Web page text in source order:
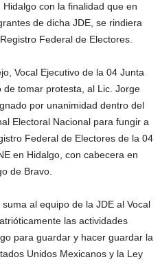
con la finalidad que en
de dicha JDE, se rindiera
Federal de Electores.
Vocal Ejecutivo de la 04 Junta
de tomar protesta, al Lic. Jorge
por unanimidad dentro del
Electoral Nacional para fungir a
Federal de Electores de la 04
en Hidalgo, con cabecera en
de Bravo.
al equipo de la JDE al Vocal
las actividades
para guardar y hacer guardar la
Unidos Mexicanos y la Ley